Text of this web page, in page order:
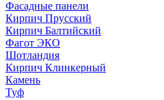
Фасадные панели
Кирпич Прусский
Кирпич Балтийский
Фагот ЭКО
Шотландия
Кирпич Клинкерный
Камень
Туф